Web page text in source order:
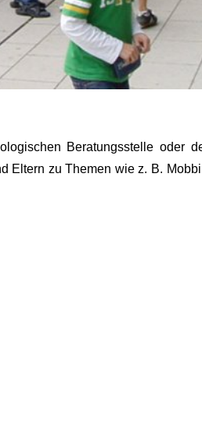
Beratungsstelle oder
zu Themen wie z. B.